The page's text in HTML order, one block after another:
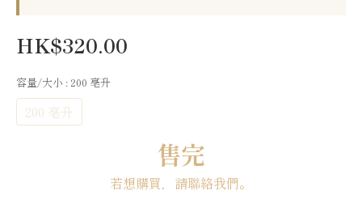
HK$320.00
容量/大小 : 200 亳升
200 亳升
售完
若想購買，請聯絡我們。